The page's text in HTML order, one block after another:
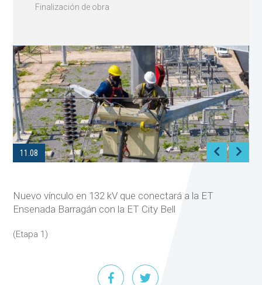
11.08
Nuevo vínculo en 132 kV que conectará a la ET
Ensenada Barragán con la ET City Bell
(Etapa 1)
Finalización de obra